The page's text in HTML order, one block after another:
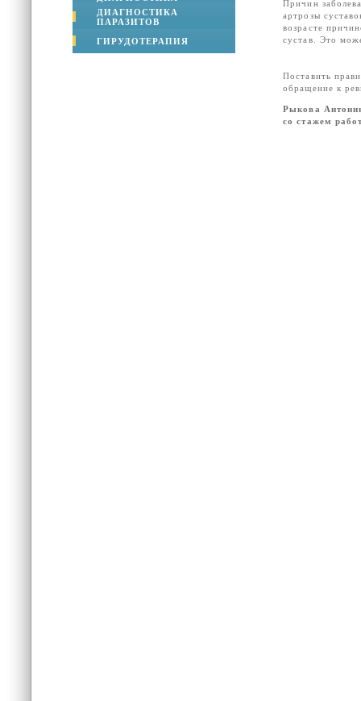
ДИАГНОСТИКА
ПАРАЗИТОВ
ГИРУДОТЕРАПИЯ
Причин
артрозы
возрасте
сустав. Это
Поставить
обращение к
Рыкова
со стажем